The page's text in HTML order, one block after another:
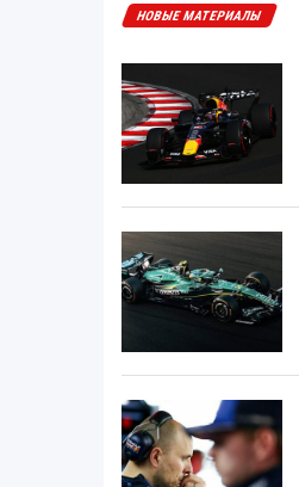
НОВЫЕ МАТЕРИАЛЫ